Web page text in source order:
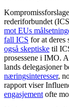
rederiforbundet
mot EUs
fall ICS for at deres
også skeptiske til
prosessene i IMO.
lands delegasjoner
næringsinteresser,
rapport viser
engasjement ofte